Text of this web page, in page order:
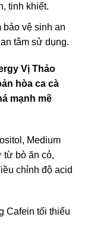
tinh khiết.
bảo vệ sinh an
tâm sử dụng.
Vị Thảo
hòa ca cà
mạnh mẽ
Medium
từ bò ăn cỏ,
chỉnh độ acid
Cafein tối thiểu